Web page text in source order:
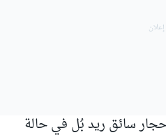
سائق ريد بُل في حالة